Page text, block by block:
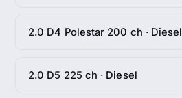
2.0 D4 Polestar 200 ch · Diesel
2.0 D5 225 ch · Diesel